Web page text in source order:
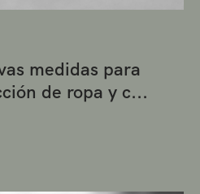
medidas para
de ropa y c...